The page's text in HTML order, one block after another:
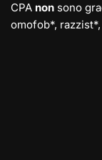
CPA non sono
omofob*,